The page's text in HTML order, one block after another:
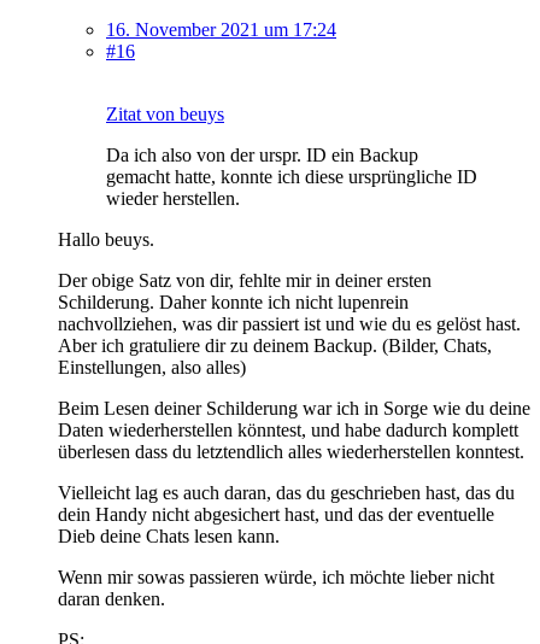
16. November 2021 um 17:24
#16
Zitat von beuys
Da ich also von der urspr. ID ein Backup
gemacht hatte, konnte ich diese ursprüngliche ID
wieder herstellen.
Hallo beuys.
Der obige Satz von dir, fehlte mir in deiner ersten
Schilderung. Daher konnte ich nicht lupenrein
nachvollziehen, was dir passiert ist und wie du es gelöst hast.
Aber ich gratuliere dir zu deinem Backup. (Bilder, Chats,
Einstellungen, also alles)
Beim Lesen deiner Schilderung war ich in Sorge wie du deine
Daten wiederherstellen könntest, und habe dadurch komplett
überlesen dass du letztendlich alles wiederherstellen konntest.
Vielleicht lag es auch daran, das du geschrieben hast, das du
dein Handy nicht abgesichert hast, und das der eventuelle
Dieb deine Chats lesen kann.
Wenn mir sowas passieren würde, ich möchte lieber nicht
daran denken.
PS: